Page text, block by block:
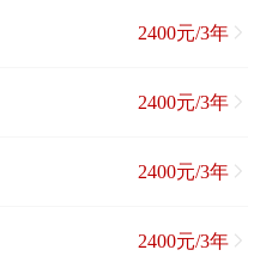
2400元/3年
2400元/3年
2400元/3年
2400元/3年